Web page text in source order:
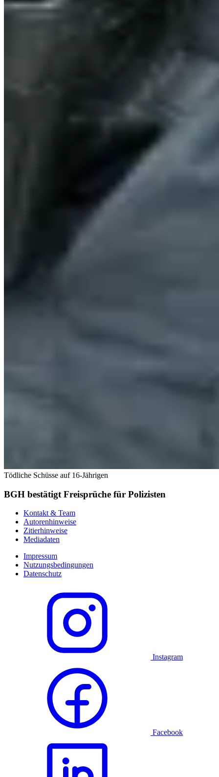
Tödliche Schüsse auf 16-Jährigen
BGH bestätigt Freisprüche für Polizisten
Kontakt & Team
Autorenhinweise
Zitierhinweise
Mediadaten
Impressum
Nutzungsbedingungen
Datenschutz
Instagram
Facebook